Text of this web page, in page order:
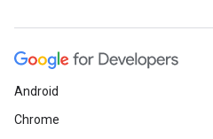
Android
Chrome